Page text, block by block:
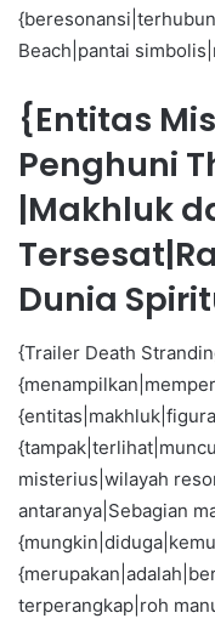
Beach|pantai
{Entitas
Penghuni
|Makhluk
Dunia
{Trailer Death
misterius|wilayah
antaranya|Sebagian
terperangkap|roh